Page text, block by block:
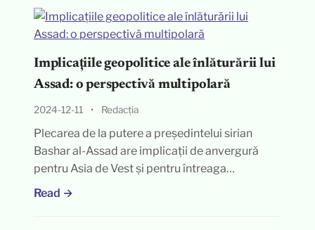
Implicațiile geopolitice ale înlăturării lui
Assad: o perspectivă multipolară
2024-12-11 • Redacția
Plecarea de la putere a președintelui sirian
Bashar al-Assad are implicații de anvergură
pentru Asia de Vest și pentru întreaga…
Read →